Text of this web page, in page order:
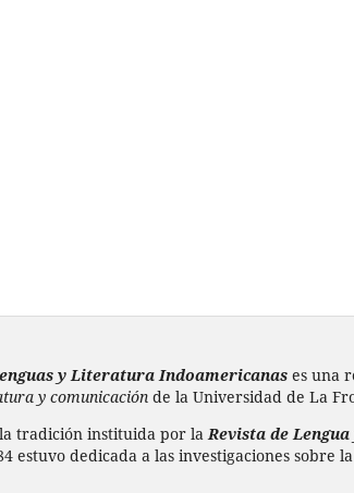
y Literatura Indoamericanas es una
y comunicación de la Universidad de La
tradición instituida por la Revista de
estuvo dedicada a las investigaciones